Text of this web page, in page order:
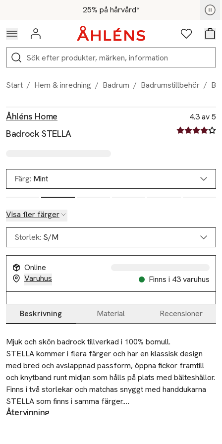
Hoppa till navigationsmenyn25% på hårvård*
För medlemmar - Shoppa nu
Logga in Favoriter
Sök
Start / Hem & inredning / Badrum / Badrumstillbehör /
Åhléns Home
Badrock STELLA
4.3 av 5
4.3 av fem
Färg: Mint
Slut i lager
Slut i lager
Visa fler färger
Storlek: S/M
Online
Varuhus
Finns i 43 varuhus
Beskrivning Material Recensioner
Beskrivning
Mjuk och skön badrock tillverkad i 100% bomull.
STELLA kommer i flera färger och har en klassisk design
med bred och avslappnad passform, öppna fickor framtill
och knytband runt midjan som hålls på plats med bälteshällor.
Finns i två storlekar och matchas snyggt med handdukarna
STELLA som finns i samma färger.
Återvinning